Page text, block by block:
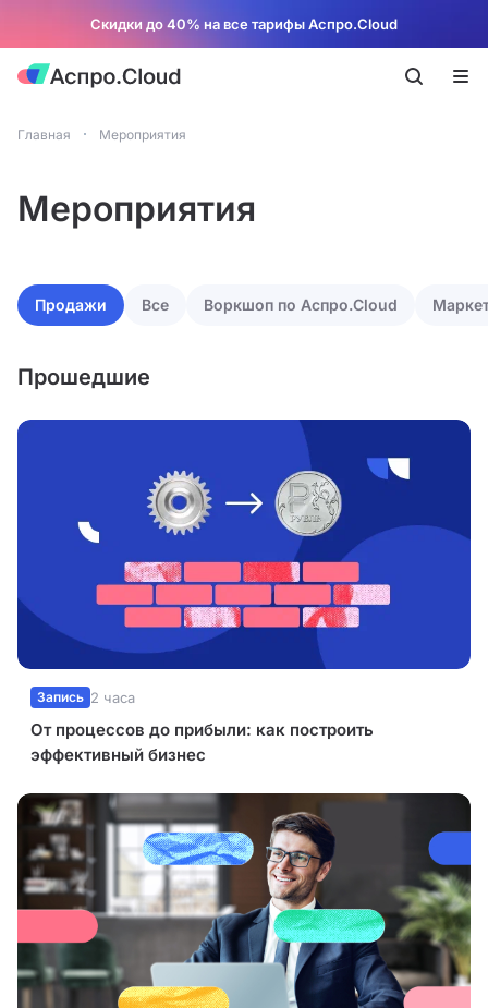
Скидки до 40% на все тарифы Аспро.Cloud
Главная Мероприятия
Мероприятия
Продажи Все Воркшоп по Аспро.Cloud
Прошедшие
Запись 2 часа
От процессов до прибыли: как построить
эффективный бизнес